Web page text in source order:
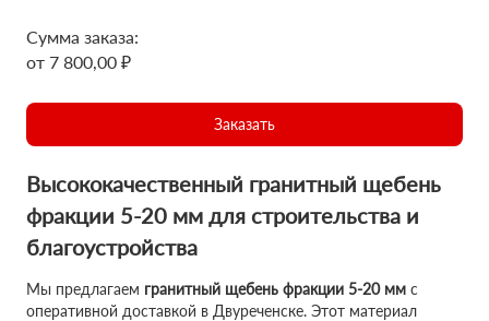
Сумма заказа:
от 7 800,00 ₽
Заказать
Высококачественный гранитный щебень
фракции 5-20 мм для строительства и
благоустройства
Мы предлагаем гранитный щебень фракции 5-20 мм с
оперативной доставкой в Двуреченске. Этот материал